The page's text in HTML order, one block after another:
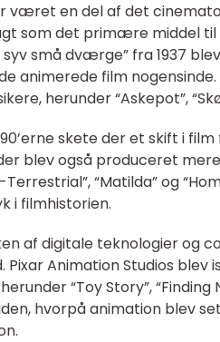
været en del af det
som det primære middel til
syv små dværge” fra 1937
animerede film
herunder “Askepot”,
skete der et skift i
blev også produceret
Terrestrial”, “Matilda” og
i filmhistorien.
af digitale teknologier og
Pixar Animation Studios
“Toy Story”, “Finding
hvorpå animation blev